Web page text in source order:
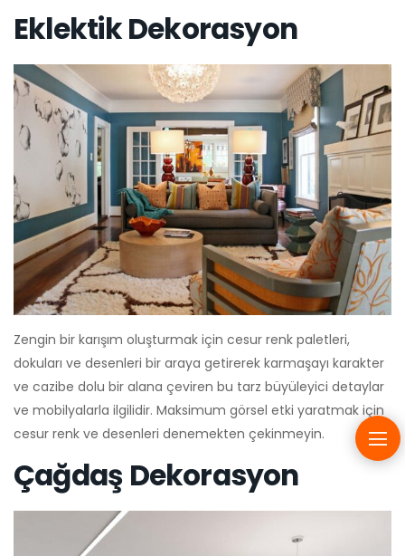
Eklektik Dekorasyon
Zengin bir karışım oluşturmak için cesur renk paletleri,
dokuları ve desenleri bir araya getirerek karmaşayı karakter
ve cazibe dolu bir alana çeviren bu tarz büyüleyici detaylar
ve mobilyalarla ilgilidir. Maksimum görsel etki yaratmak için
cesur renk ve desenleri denemekten çekinmeyin.
Çağdaş Dekorasyon